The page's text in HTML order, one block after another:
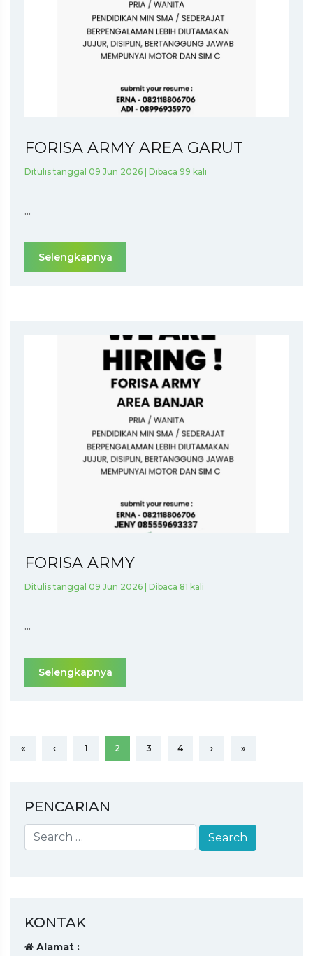
FORISA ARMY AREA GARUT
Ditulis tanggal 09 Jun 2026 | Dibaca 99 kali
...
Selengkapnya
FORISA ARMY
Ditulis tanggal 09 Jun 2026 | Dibaca 81 kali
...
Selengkapnya
« ‹ 1 2 3 4 › »
PENCARIAN
KONTAK
Alamat :